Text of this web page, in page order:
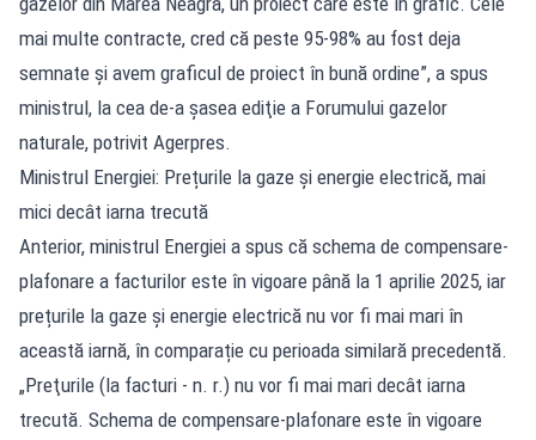
mai multe contracte, cred că peste 95-98% au fost deja
semnate şi avem graficul de proiect în bună ordine”, a spus
ministrul, la cea de-a şasea ediţie a Forumului gazelor
naturale, potrivit Agerpres.
Ministrul Energiei: Prețurile la gaze și energie electrică, mai
mici decât iarna trecută
Anterior, ministrul Energiei a spus că schema de compensare-
plafonare a facturilor este în vigoare până la 1 aprilie 2025, iar
prețurile la gaze și energie electrică nu vor fi mai mari în
această iarnă, în comparație cu perioada similară precedentă.
„Preţurile (la facturi - n. r.) nu vor fi mai mari decât iarna
trecută. Schema de compensare-plafonare este în vigoare